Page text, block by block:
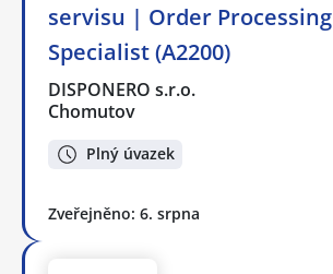
servisu | Order Processing
Specialist (A2200)
DISPONERO s.r.o.
Chomutov
Plný úvazek
Zveřejněno: 6. srpna